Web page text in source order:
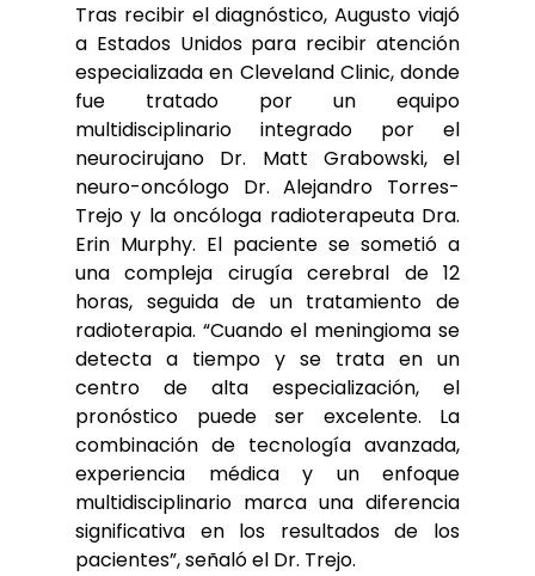
Tras recibir el diagnóstico, Augusto viajó
a Estados Unidos para recibir atención
especializada en Cleveland Clinic, donde
fue tratado por un equipo
multidisciplinario integrado por el
neurocirujano Dr. Matt Grabowski, el
neuro-oncólogo Dr. Alejandro Torres-
Trejo y la oncóloga radioterapeuta Dra.
Erin Murphy. El paciente se sometió a
una compleja cirugía cerebral de 12
horas, seguida de un tratamiento de
radioterapia. “Cuando el meningioma se
detecta a tiempo y se trata en un
centro de alta especialización, el
pronóstico puede ser excelente. La
combinación de tecnología avanzada,
experiencia médica y un enfoque
multidisciplinario marca una diferencia
significativa en los resultados de los
pacientes”, señaló el Dr. Trejo.